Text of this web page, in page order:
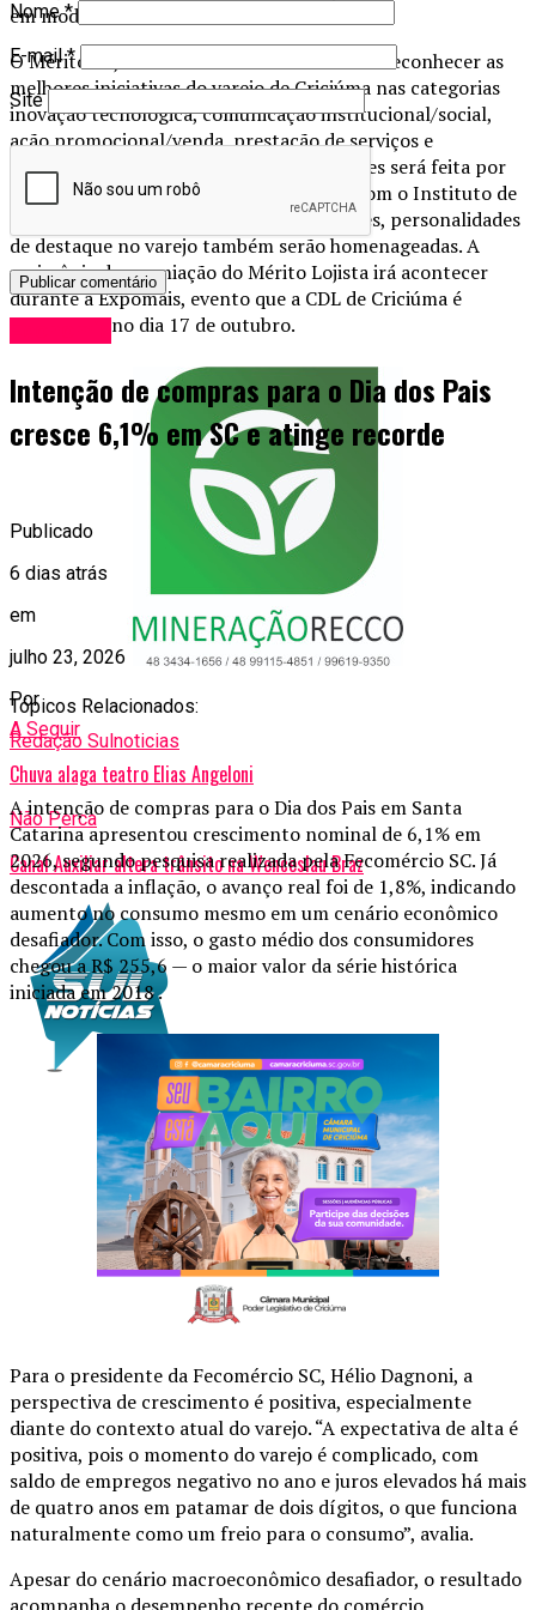
em moda masculina.
O Mérito Lojista – Prêmio Osmar Rocha irá reconhecer as
melhores iniciativas do varejo de Criciúma nas categorias
inovação tecnológica, comunicação institucional/social,
ação promocional/venda, prestação de serviços e
endomarketing. A definição dos vencedores será feita por
meio de pesquisa, realizada em parceria com o Instituto de
Pesquisa Catarinense (IPC). Além dos cases, personalidades
de destaque no varejo também serão homenageadas. A
cerimônia de premiação do Mérito Lojista irá acontecer
durante a Expomais, evento que a CDL de Criciúma é
cocriadora, no dia 17 de outubro.
Tópicos Relacionados:
A Seguir
Chuva alaga teatro Elias Angeloni
Não Perca
Canal Auxiliar altera trânsito na Wenceslau Braz
Nome*
E-mail*
Site
Intenção de compras para o Dia dos Pais
cresce 6,1% em SC e atinge recorde
Publicado
6 dias atrás
em
julho 23, 2026
Por
Redação Sulnoticias
A intenção de compras para o Dia dos Pais em Santa
Catarina apresentou crescimento nominal de 6,1% em
2026, segundo pesquisa realizada pela Fecomércio SC. Já
descontada a inflação, o avanço real foi de 1,8%, indicando
aumento no consumo mesmo em um cenário econômico
desafiador. Com isso, o gasto médio dos consumidores
chegou a R$ 255,6 — o maior valor da série histórica
iniciada em 2018 .
Para o presidente da Fecomércio SC, Hélio Dagnoni, a
perspectiva de crescimento é positiva, especialmente
diante do contexto atual do varejo. “A expectativa de alta é
positiva, pois o momento do varejo é complicado, com
saldo de empregos negativo no ano e juros elevados há mais
de quatro anos em patamar de dois dígitos, o que funciona
naturalmente como um freio para o consumo”, avalia.
Apesar do cenário macroeconômico desafiador, o resultado